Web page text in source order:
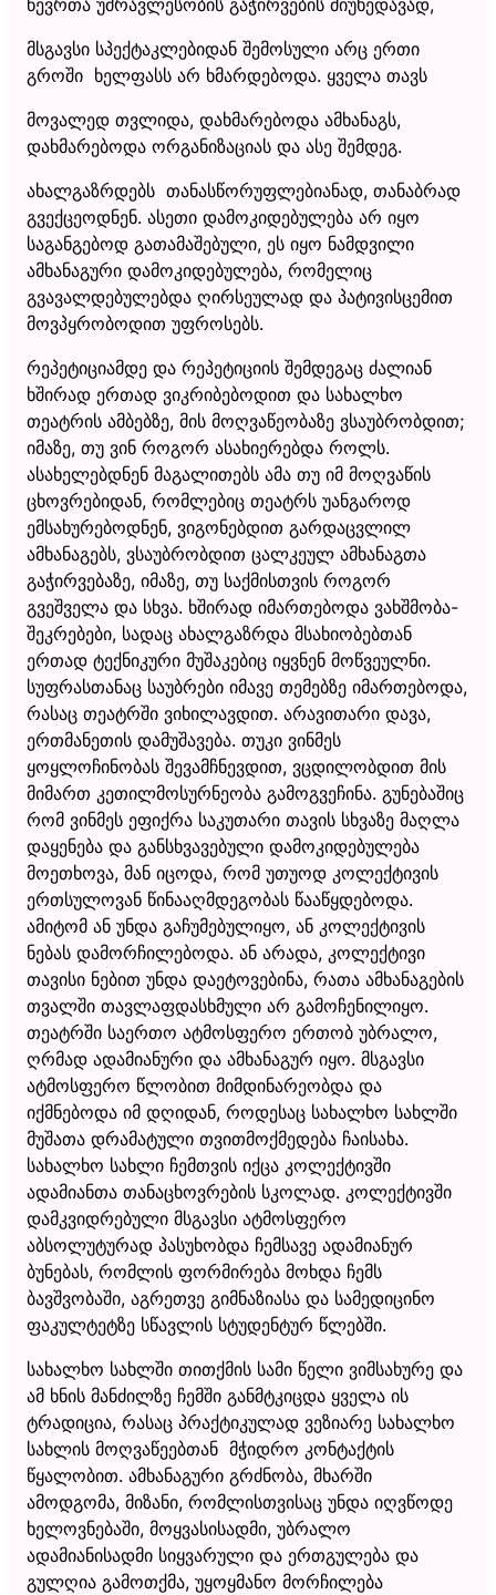
წევრთა უმრავლესობის გაჭირვების მიუხედავად,
მსგავსი სპექტაკლებიდან შემოსული არც ერთი
გროში ხელფასს არ ხმარდებოდა. ყველა თავს
მოვალედ თვლიდა, დახმარებოდა ამხანაგს,
დახმარებოდა ორგანიზაციას და ასე შემდეგ.
ახალგაზრდებს თანასწორუფლებიანად, თანაბრად
გვექცეოდნენ. ასეთი დამოკიდებულება არ იყო
საგანგებოდ გათამაშებული, ეს იყო ნამდვილი
ამხანაგური დამოკიდებულება, რომელიც
გვავალდებულებდა ღირსეულად და პატივისცემით
მოვპყრობოდით უფროსებს.
რეპეტიციამდე და რეპეტიციის შემდეგაც ძალიან
ხშირად ერთად ვიკრიბებოდით და სახალხო
თეატრის ამბებზე, მის მოღვაწეობაზე ვსაუბრობდით;
იმაზე, თუ ვინ როგორ ასახიერებდა როლს.
ასახელებდნენ მაგალითებს ამა თუ იმ მოღვაწის
ცხოვრებიდან, რომლებიც თეატრს უანგაროდ
ემსახურებოდნენ, ვიგონებდით გარდაცვლილ
ამხანაგებს, ვსაუბრობდით ცალკეულ ამხანაგთა
გაჭირვებაზე, იმაზე, თუ საქმისთვის როგორ
გვეშველა და სხვა. ხშირად იმართებოდა ვახშმობა-
შეკრებები, სადაც ახალგაზრდა მსახიობებთან
ერთად ტექნიკური მუშაკებიც იყვნენ მოწვეულნი.
სუფრასთანაც საუბრები იმავე თემებზე იმართებოდა,
რასაც თეატრში ვიხილავდით. არავითარი დავა,
ერთმანეთის დამუშავება. თუკი ვინმეს
ყოყლოჩინობას შევამჩნევდით, ვცდილობდით მის
მიმართ კეთილმოსურნეობა გამოგვეჩინა. გუნებაშიც
რომ ვინმეს ეფიქრა საკუთარი თავის სხვაზე მაღლა
დაყენება და განსხვავებული დამოკიდებულება
მოეთხოვა, მან იცოდა, რომ უთუოდ კოლექტივის
ერთსულოვან წინააღმდეგობას წააწყდებოდა.
ამიტომ ან უნდა გაჩუმებულიყო, ან კოლექტივის
ნებას დამორჩილებოდა. ან არადა, კოლექტივი
თავისი ნებით უნდა დაეტოვებინა, რათა ამხანაგების
თვალში თავლაფდასხმული არ გამოჩენილიყო.
თეატრში საერთო ატმოსფერო ერთობ უბრალო,
ღრმად ადამიანური და ამხანაგურ იყო. მსგავსი
ატმოსფერო წლობით მიმდინარეობდა და
იქმნებოდა იმ დღიდან, როდესაც სახალხო სახლში
მუშათა დრამატული თვითმოქმედება ჩაისახა.
სახალხო სახლი ჩემთვის იქცა კოლექტივში
ადამიანთა თანაცხოვრების სკოლად. კოლექტივში
დამკვიდრებული მსგავსი ატმოსფერო
აბსოლუტურად პასუხობდა ჩემსავე ადამიანურ
ბუნებას, რომლის ფორმირება მოხდა ჩემს
ბავშვობაში, აგრეთვე გიმნაზიასა და სამედიცინო
ფაკულტეტზე სწავლის სტუდენტურ წლებში.
სახალხო სახლში თითქმის სამი წელი ვიმსახურე და
ამ ხნის მანძილზე ჩემში განმტკიცდა ყველა ის
ტრადიცია, რასაც პრაქტიკულად ვეზიარე სახალხო
სახლის მოღვაწეებთან მჭიდრო კონტაქტის
წყალობით. ამხანაგური გრძნობა, მხარში
ამოდგომა, მიზანი, რომლისთვისაც უნდა იღვწოდე
ხელოვნებაში, მოყვასისადმი, უბრალო
ადამიანისადმი სიყვარული და ერთგულება და
გულღია გამოთქმა, უყოყმანო მორჩილება